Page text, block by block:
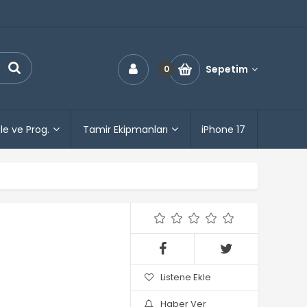
0 Sepetim
ve Prog. Tamir Ekipmanları iPhone 17
Listene Ekle
Haber Ver